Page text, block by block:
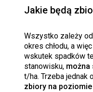
Jakie będą
Wszystko zależy
okres chłodu, a
wskutek spadków
stanowisku, można
t/ha. Trzeba jednak
zbiory na